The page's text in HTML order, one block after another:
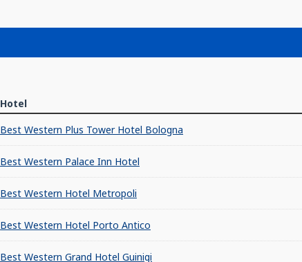
Hotel
Best Western Plus Tower Hotel Bologna
Best Western Palace Inn Hotel
Best Western Hotel Metropoli
Best Western Hotel Porto Antico
Best Western Grand Hotel Guinigi